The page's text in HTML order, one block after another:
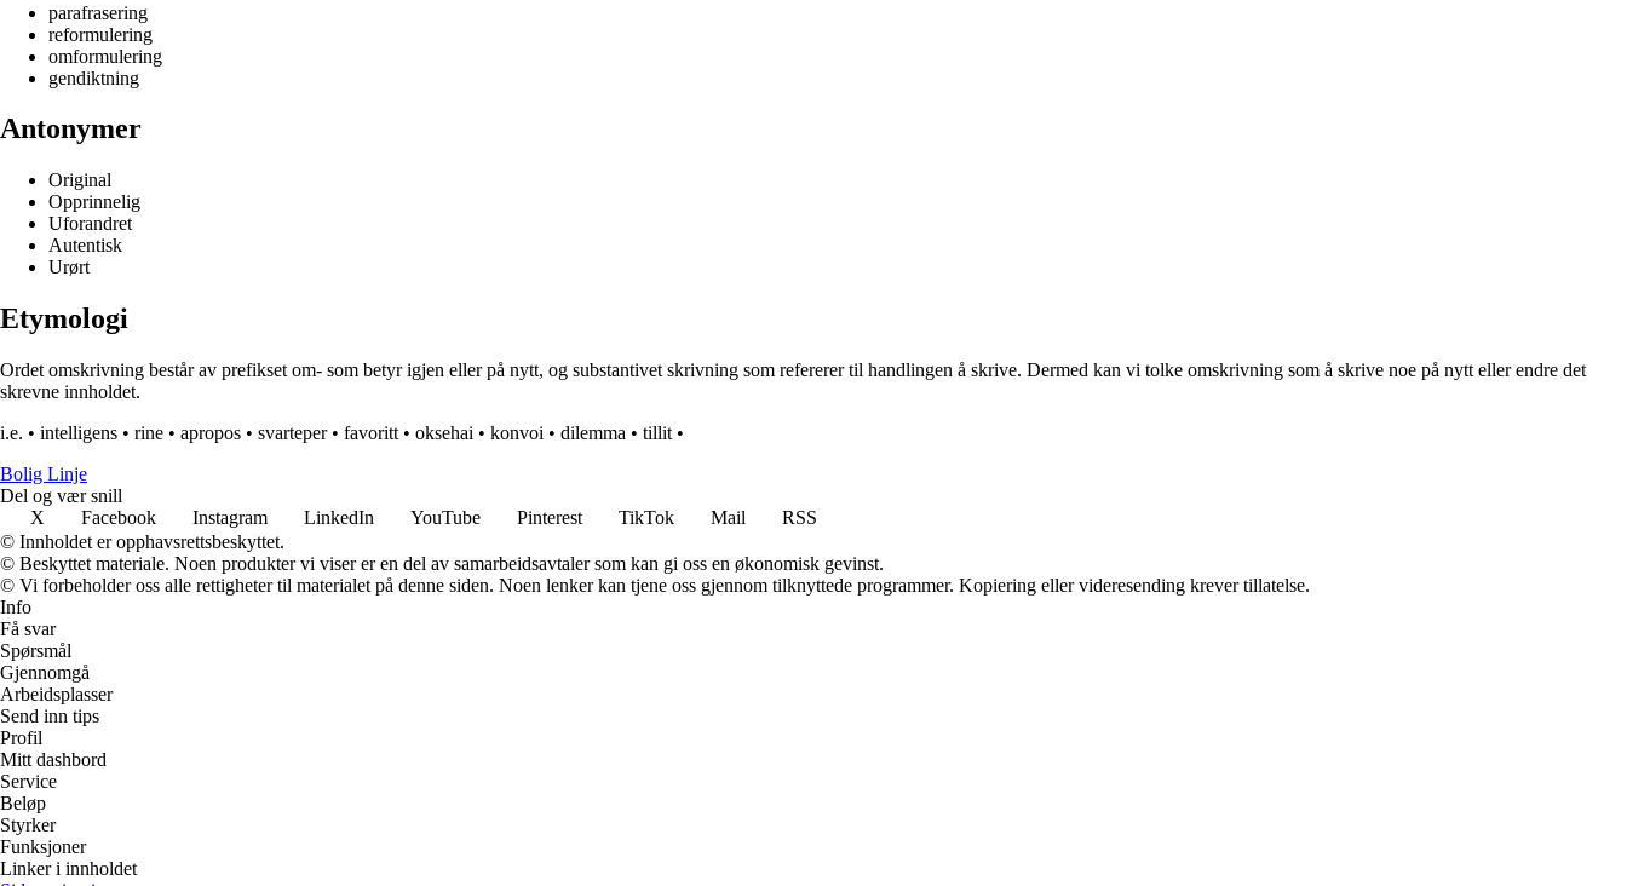
parafrasering
reformulering
omformulering
gendiktning
Antonymer
Original
Opprinnelig
Uforandret
Autentisk
Urørt
Etymologi
Ordet omskrivning består av prefikset om- som betyr igjen eller på nytt, og substantivet skrivning som refererer til handlingen å skrive. Dermed kan vi tolke omskrivning som å skrive noe på nytt eller endre det
skrevne innholdet.
i.e. • intelligens • rine • apropos • svarteper• favoritt • oksehai • konvoi • dilemma • tillit •
Bolig Linje
Del og vær snill
X
Facebook Instagram LinkedIn YouTube Pinterest TikTok Mail
RSS
© Innholdet er opphavsrettsbeskyttet.
© Beskyttet materiale. Noen produkter vi viser er en del av samarbeidsavtaler som kan gi oss en økonomisk gevinst.
© Vi forbeholder oss alle rettigheter til materialet på denne siden. Noen lenker kan tjene oss gjennom tilknyttede programmer. Kopiering eller videresending krever tillatelse.
Info
Få svar
Spørsmål
Gjennomgå
Arbeidsplasser
Send inn tips
Profil
Mitt dashbord
Service
Beløp
Styrker
Funksjoner
Linker i innholdet